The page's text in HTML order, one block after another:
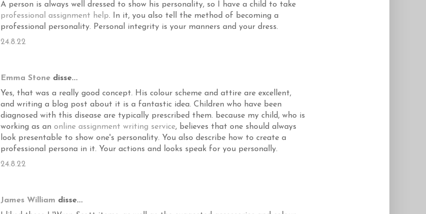
A person is always well dressed to show his personality, so I have a child to take
professional assignment help. In it, you also tell the method of becoming a
professional personality. Personal integrity is your manners and your dress.
24.8.22
Emma Stone disse...
Yes, that was a really good concept. His colour scheme and attire are excellent,
and writing a blog post about it is a fantastic idea. Children who have been
diagnosed with this disease are typically prescribed them. because my child, who is
working as an online assignment writing service, believes that one should always
look presentable to show one's personality. You also describe how to create a
professional persona in it. Your actions and looks speak for you personally.
24.8.22
James William disse...